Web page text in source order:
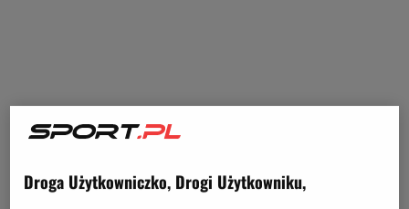
Droga Użytkowniczko, Drogi Użytkowniku,